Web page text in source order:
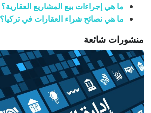
ما هي إجراءات بيع المشاريع العقارية؟
ما هي نصائح شراء العقارات في تركيا؟
منشورات شائعة